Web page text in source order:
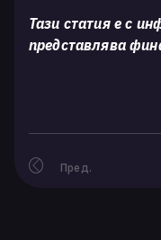
Тази статия е с
представлява
Пред.